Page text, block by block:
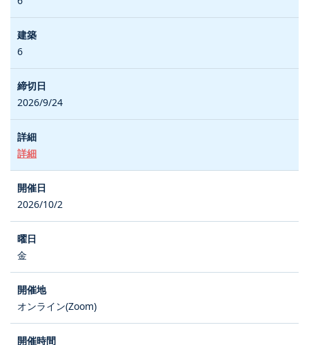
6
2026/9/24
詳細
2026/10/2
金
オンライン(Zoom)